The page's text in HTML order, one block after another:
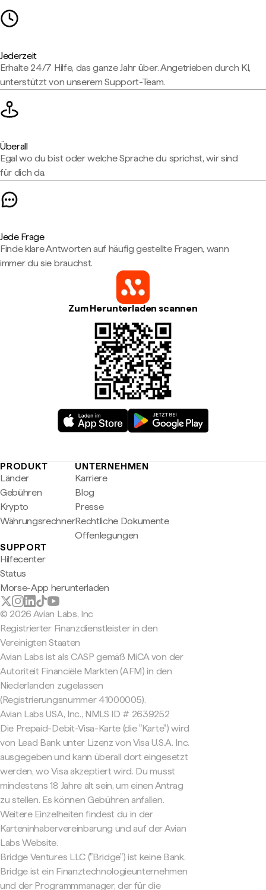
Jederzeit
Erhalte 24/7 Hilfe, das ganze Jahr über. Angetrieben durch KI,
unterstützt von unserem Support-Team.
Überall
Egal wo du bist oder welche Sprache du sprichst, wir sind
für dich da.
Jede Frage
Finde klare Antworten auf häufig gestellte Fragen, wann
immer du sie brauchst.
Zum Herunterladen scannen
PRODUKT
Länder
Gebühren
Krypto
Währungsrechner
UNTERNEHMEN
Karriere
Blog
Presse
Rechtliche Dokumente
Offenlegungen
SUPPORT
Hilfecenter
Status
Morse-App herunterladen
© 2026 Avian Labs, Inc
Registrierter Finanzdienstleister in den
Vereinigten Staaten
Avian Labs ist als CASP gemäß MiCA von der
Autoriteit Financiële Markten (AFM) in den
Niederlanden zugelassen
(Registrierungsnummer 41000005).
Avian Labs USA, Inc., NMLS ID # 2639252
Die Prepaid-Debit-Visa-Karte (die "Karte") wird
von Lead Bank unter Lizenz von Visa U.S.A. Inc.
ausgegeben und kann überall dort eingesetzt
werden, wo Visa akzeptiert wird. Du musst
mindestens 18 Jahre alt sein, um einen Antrag
zu stellen. Es können Gebühren anfallen.
Weitere Einzelheiten findest du in der
Karteninhabervereinbarung und auf der Avian
Labs Website.
Bridge Ventures LLC ("Bridge") ist keine Bank.
Bridge ist ein Finanztechnologieunternehmen
und der Programmmanager, der für die